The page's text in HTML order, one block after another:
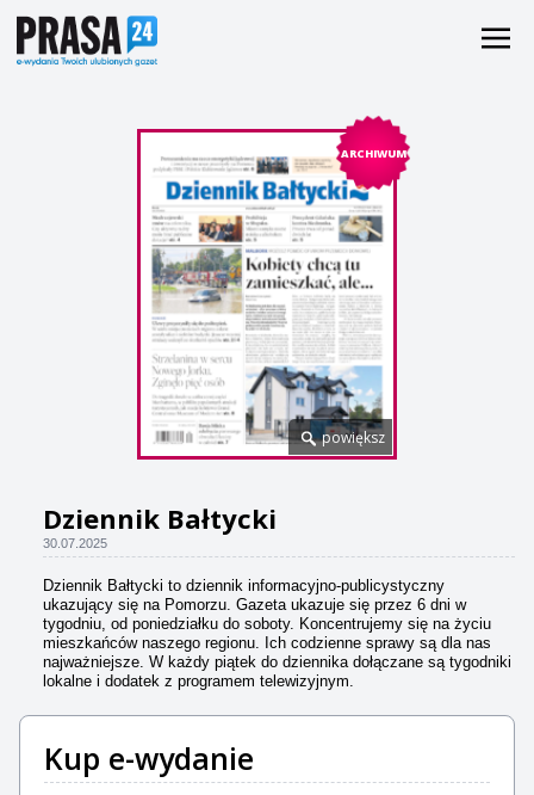
ARCHIWUM
powiększ
Dziennik Bałtycki
30.07.2025
Dziennik Bałtycki to dziennik informacyjno-publicystyczny
ukazujący się na Pomorzu. Gazeta ukazuje się przez 6 dni w
tygodniu, od poniedziałku do soboty. Koncentrujemy się na życiu
mieszkańców naszego regionu. Ich codzienne sprawy są dla nas
najważniejsze. W każdy piątek do dziennika dołączane są tygodniki
lokalne i dodatek z programem telewizyjnym.
Kup e-wydanie